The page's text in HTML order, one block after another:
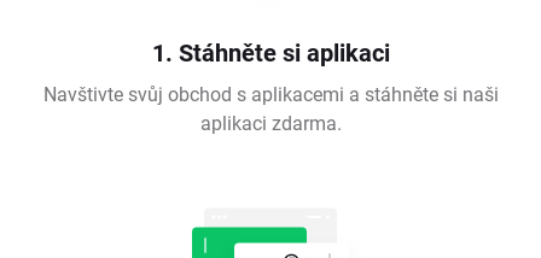
1. Stáhněte si aplikaci
Navštivte svůj obchod s aplikacemi a stáhněte si naši
aplikaci zdarma.